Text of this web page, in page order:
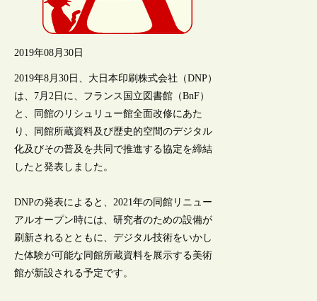
2019年08月30日
2019年8月30日、大日本印刷株式会社（DNP）
は、7月2日に、フランス国立図書館（BnF）
と、同館のリシュリュー館全面改修にあた
り、同館所蔵資料及び歴史的空間のデジタル
化及びその普及を共同で推進する協定を締結
したと発表しました。
DNPの発表によると、2021年の同館リニュー
アルオープン時には、研究者のための設備が
刷新されるとともに、デジタル技術をいかし
た体験が可能な同館所蔵資料を展示する美術
館が新設される予定です。